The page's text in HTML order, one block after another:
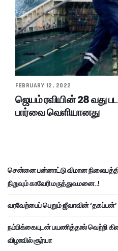
FEBRUARY 12, 2022
ஜெயம் ரவியின் 28 வது
பார்வை வெளியானது
சென்னை பன்னாட்டு விமான
நிறுவும் காவேரி மருத்துவமனை..!
வரவேற்பைப் பெறும் ஜீவாவின் ‘தகப்பன்’
நம்பிக்கையுடன் பயணித்தால் வெற்றி
விழாவில் சூர்யா